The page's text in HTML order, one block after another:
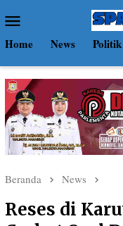
ke
kontenMobile
Home News Politik
Beranda News
Reses di